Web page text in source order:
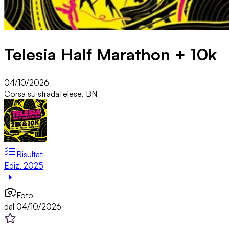
Telesia Half Marathon + 10k
04/10/2026
Corsa su stradaTelese, BN
Risultati
Ediz. 2025
Foto
dal 04/10/2026